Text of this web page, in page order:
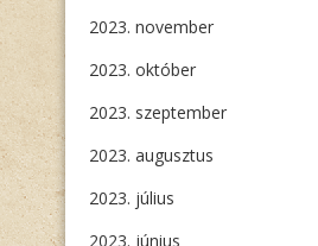
2023. november
2023. október
2023. szeptember
2023. augusztus
2023. július
2023. június